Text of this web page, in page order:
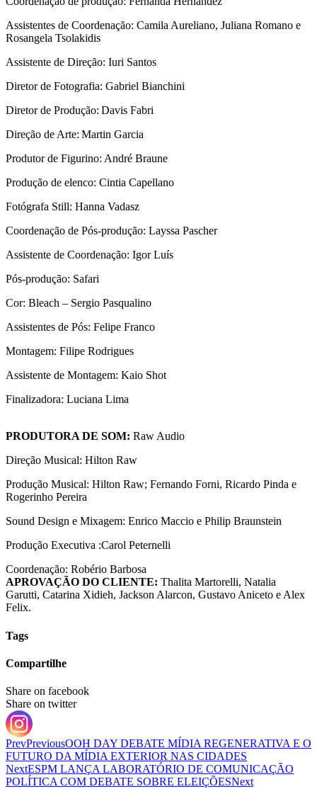
Assistentes de Coordenação: Camila Aureliano, Juliana Romano e
Rosangela Tsolakidis
Assistente de Direção: Iuri Santos
Diretor de Fotografia: Gabriel Bianchini
Diretor de Produção: Davis Fabri
Direção de Arte: Martin Garcia
Produtor de Figurino: André Braune
Produção de elenco: Cintia Capellano
Fotógrafa Still: Hanna Vadasz
Coordenação de Pós-produção: Layssa Pascher
Assistente de Coordenação: Igor Luís
Pós-produção: Safari
Cor: Bleach – Sergio Pasqualino
Assistentes de Pós: Felipe Franco
Montagem: Filipe Rodrigues
Assistente de Montagem: Kaio Shot
Finalizadora: Luciana Lima
PRODUTORA DE SOM: Raw Audio
Direção Musical: Hilton Raw
Produção Musical: Hilton Raw; Fernando Forni, Ricardo Pinda e
Rogerinho Pereira
Sound Design e Mixagem: Enrico Maccio e Philip Braunstein
Produção Executiva :Carol Peternelli
Coordenação: Robério Barbosa
APROVAÇÃO DO CLIENTE: Thalita Martorelli, Natalia
Garutti, Catarina Xidieh, Jackson Alarcon, Gustavo Aniceto e Alex
Felix.
Tags
Compartilhe
Share on facebook
Share on twitter
PrevPreviousOOH DAY DEBATE MÍDIA REGENERATIVA E O
FUTURO DA MÍDIA EXTERIOR NAS CIDADES
NextESPM LANÇA LABORATÓRIO DE COMUNICAÇÃO
POLÍTICA COM DEBATE SOBRE ELEIÇÕESNext